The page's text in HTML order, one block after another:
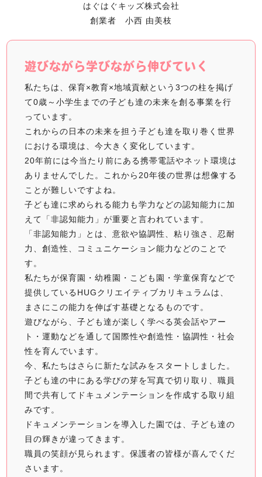
はぐはぐキッズ株式会社
創業者 小西 由美枝
遊びながら学びながら伸びていく
私たちは、保育×教育×地域貢献という3つの柱を掲げ
て0歳～小学生までの子ども達の未来を創る事業を行
っています。
これからの日本の未来を担う子ども達を取り巻く世界
における環境は、今大きく変化しています。
20年前には今当たり前にある携帯電話やネット環境は
ありませんでした。これから20年後の世界は想像する
ことが難しいですよね。
子ども達に求められる能力も学力などの認知能力に加
えて「非認知能力」が重要と言われています。
「非認知能力」とは、意欲や協調性、粘り強さ、忍耐
力、創造性、コミュニケーション能力などのことで
す。
私たちが保育園・幼稚園・こども園・学童保育などで
提供しているHUGクリエイティブカリキュラムは、
まさにこの能力を伸ばす基礎となるものです。
遊びながら、子ども達が楽しく学べる英会話やアー
ト・運動などを通して国際性や創造性・協調性・社会
性を育んでいます。
今、私たちはさらに新たな試みをスタートしました。
子ども達の中にある学びの芽を写真で切り取り、職員
間で共有してドキュメンテーションを作成する取り組
みです。
ドキュメンテーションを導入した園では、子ども達の
目の輝きが違ってきます。
職員の笑顔が見られます。保護者の皆様が喜んでくだ
さいます。